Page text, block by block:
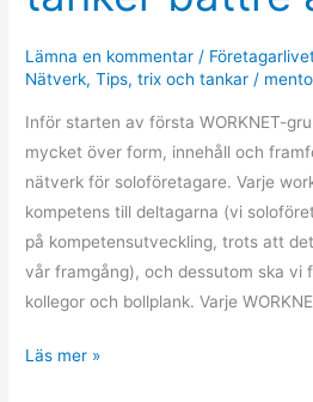
Lämna en kommentar /
Nätverk,Tips,trix och tankar /
Inför starten av första WORKNET-
mycket över form, innehåll och
nätverk för soloföretagare. Varje
kompetens till deltagarna (vi
på kompetensutveckling, trots att
vår framgång), och dessutom ska vi
kollegor och bollplank. Varje
fler
bättre
en
Läs mer »